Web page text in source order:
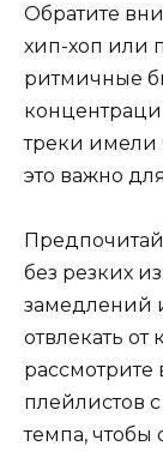
Обратите
хип-хоп или
ритмичные
треки имели
это важно
без резких
замедлений
отвлекать
рассмотрите
плейлистов
темпа, чтобы